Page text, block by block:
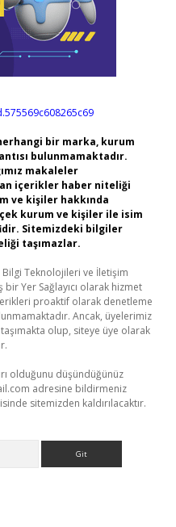
bir marka, kurum
bulunmamaktadır.
makaleler
içerikler haber niteliği
ve kişiler hakkında
kurum ve kişiler ile isim
Sitemizdeki bilgiler
taşımazlar.
Bilgi Teknolojileri ve İletişim
bir Yer Sağlayıcı olarak hizmet
proaktif olarak denetleme
Ancak, üyelerimiz
olup, siteye üye olarak
olduğunu düşündüğünüz
adresine bildirmeniz
sitemizden kaldırılacaktır.